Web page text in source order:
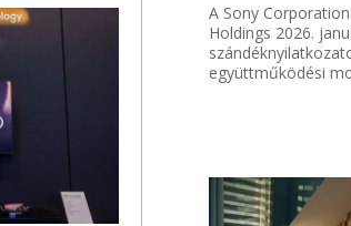
A Sony
Holdings 2026.
együttműködési